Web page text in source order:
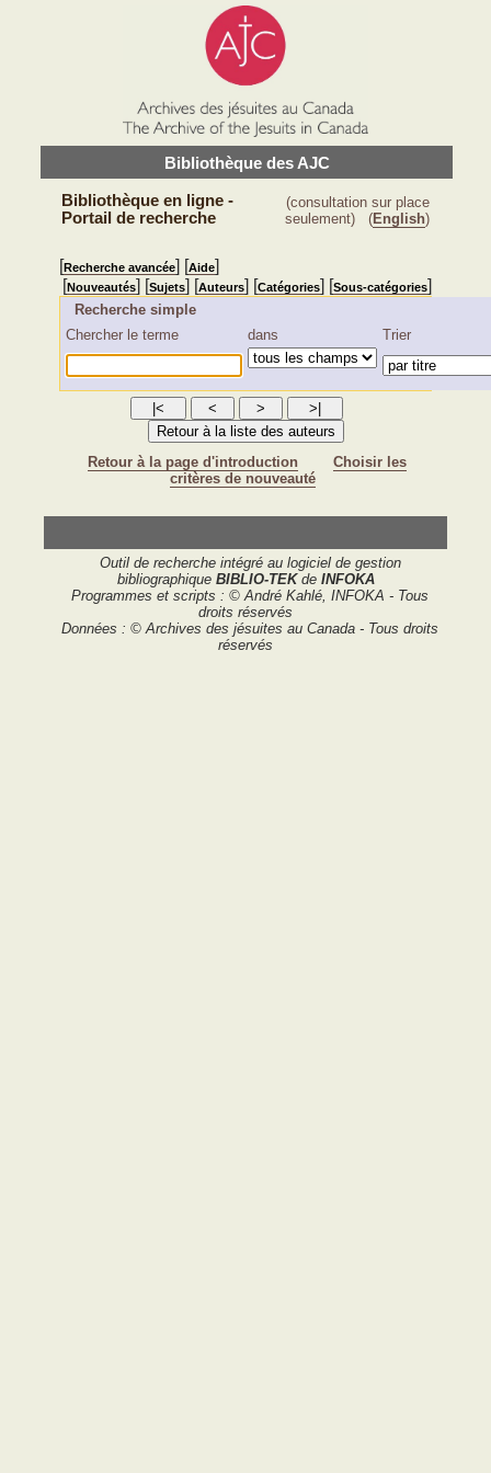
Bibliothèque des AJC
Bibliothèque en ligne -
Portail de recherche
(consultation sur place
seulement) (English)
[Recherche avancée] [Aide]
[Nouveautés] [Sujets] [Auteurs] [Catégories] [Sous-catégories]
Recherche simple
Chercher le terme
dans Trier
Retour à la page d'introduction
Choisir les
critères de nouveauté
Outil de recherche intégré au logiciel de gestion
bibliographique BIBLIO-TEKde INFOKA
Programmes et scripts : © André Kahlé, INFOKA - Tous
droits réservés
Données : © Archives des jésuites au Canada - Tous droits
réservés